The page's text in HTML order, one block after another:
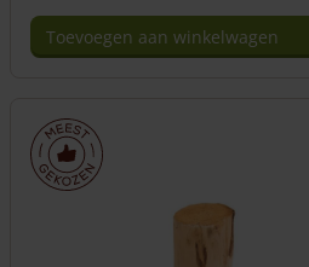
Toevoegen aan winkelwagen